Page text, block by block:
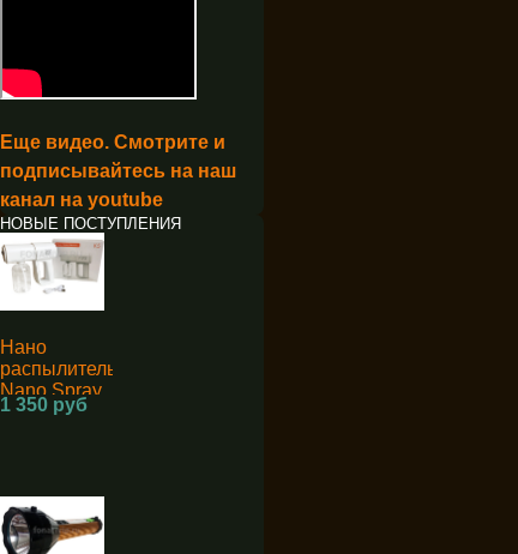
Еще видео. Смотрите и
подписывайтесь на наш
канал на youtube
НОВЫЕ ПОСТУПЛЕНИЯ
Нано
распылитель
Nano Spray
Machine K5
1 350 руб